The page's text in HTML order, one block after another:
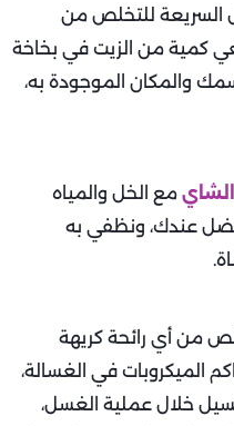
السريعة للتخلص من
كمية من الزيت في بخاخة
والمكان الموجودة به،
الشاي مع الخل والمياه
عندك، ونظفي به
من أي رائحة كريهة
الميكروبات في الغسالة،
خلال عملية الغسل،